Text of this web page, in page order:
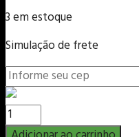
3 em estoque
Simulação de frete
Vaso
Mame